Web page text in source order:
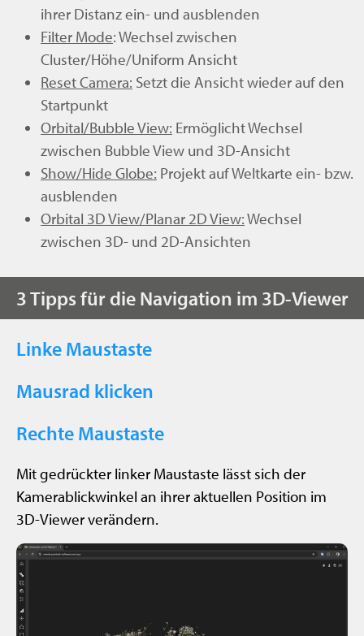
ihrer Distanz ein- und ausblenden
Filter Mode: Wechsel zwischen
Cluster/Höhe/Uniform Ansicht
Reset Camera: Setzt die Ansicht wieder auf den
Startpunkt
Orbital/Bubble View: Ermöglicht Wechsel
zwischen Bubble View und 3D-Ansicht
Show/Hide Globe: Projekt auf Weltkarte ein- bzw.
ausblenden
Orbital 3D View/Planar 2D View:Wechsel
zwischen 3D- und 2D-Ansichten
3 Tipps für die Navigation im 3D-Viewer
Linke Maustaste
Mausrad klicken
Rechte Maustaste
Mit gedrückter linker Maustaste lässt sich der
Kamerablickwinkel an ihrer aktuellen Position im
3D-Viewer verändern.